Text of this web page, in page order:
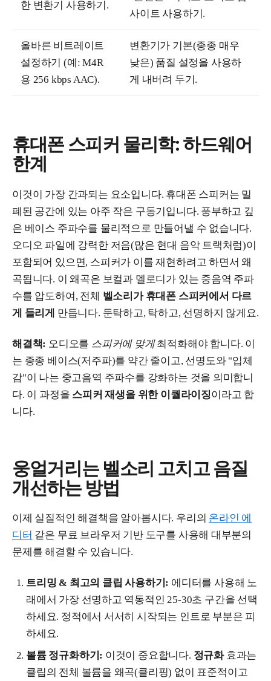
한 변환기 사용하기.
사이트 사용하기.
올바른 비트레이트
설정하기 (예: M4R
용 256 kbps AAC).
변환기가 기본(종종 매우
낮은) 품질 설정을 사용하
게 내버려 두기.
휴대폰 스피커 물리학: 하드웨어
한계
이것이 가장 간과되는 요소입니다. 휴대폰 스피커는 밀
폐된 공간에 있는 아주 작은 구동기입니다. 풍부하고 깊
은 베이스 주파수를 물리적으로 만들어낼 수 없습니다.
오디오 파일에 강력한 저음(많은 현대 음악 트랙처럼)이
포함되어 있으면, 스피커가 이를 재현하려고 하면서 왜
곡됩니다. 이 왜곡은 보컬과 멜로디가 있는 중음역 주파
수를 압도하여, 전체 벨소리가 휴대폰 스피커에서 다르
게 들리게 만듭니다. 둔탁하고, 탁하고, 선명하지 않게요.
해결책: 오디오를 스피커에 맞게최적화해야 합니다. 이
는 종종 베이스(저주파)를 약간 줄이고, 선명도와 "입체
감"이 나는 중고음역 주파수를 강화하는 것을 의미합니
다. 이 과정을 스피커 재생을 위한 이퀄라이징이라고 합
니다.
웅얼거리는 벨소리 고치고 음질
개선하는 방법
이제 실질적인 해결책을 알아봅시다. 우리의 온라인 에
디터 같은 무료 브라우저 기반 도구를 사용해 대부분의
문제를 해결할 수 있습니다.
트리밍 & 최고의 클립 사용하기: 에디터를 사용해 노
래에서 가장 선명하고 역동적인 25-30초 구간을 선택
하세요. 정적에서 서서히 시작되는 인트로 부분은 피
하세요.
볼륨 정규화하기: 이것이 중요합니다. 정규화효과는
클립의 전체 볼륨을 왜곡(클리핑) 없이 표준적이고